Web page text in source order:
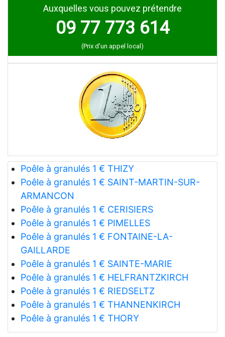
Auxquelles vous pouvez prétendre
09 77 773 614
(Prix d'un appel local)
Poêle à granulés 1 € THIZY
Poêle à granulés 1 € SAINT-MARTIN-SUR-
ARMANCON
Poêle à granulés 1 € CERISIERS
Poêle à granulés 1 € PIMELLES
Poêle à granulés 1 € FONTAINE-LA-
GAILLARDE
Poêle à granulés 1 € SAINTE-MARIE
Poêle à granulés 1 € HELFRANTZKIRCH
Poêle à granulés 1 € RIEDSELTZ
Poêle à granulés 1 € THANNENKIRCH
Poêle à granulés 1 € THORY